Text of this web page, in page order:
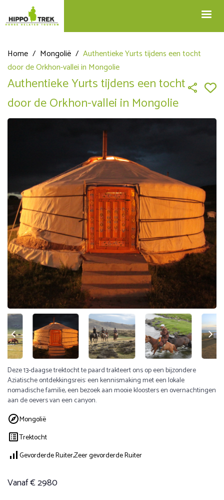
Home / Mongolië / Authentieke Yurts tijdens een tocht
door de Orkhon-vallei in Mongolie
Authentieke Yurts tijdens een tocht
door de Orkhon-vallei in Mongolie
Deze 13-daagse trektocht te paard trakteert ons op een bijzondere
Aziatische ontdekkingsreis: een kennismaking met een lokale
nomadische familie, een bezoek aan mooie kloosters en overnachtingen
aan de oevers van een canyon.
Mongolië
Trektocht
Gevorderde Ruiter,Zeer gevorderde Ruiter
Vanaf € 2980